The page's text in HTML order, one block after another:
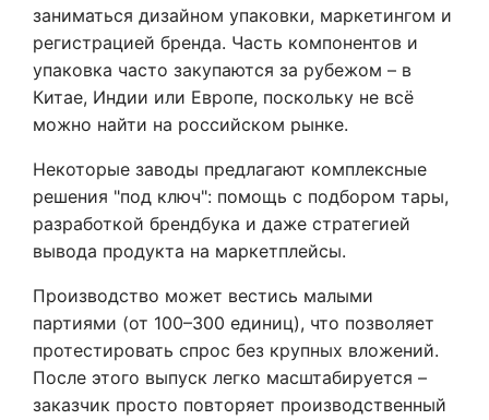
заниматься дизайном упаковки, маркетингом и
регистрацией бренда. Часть компонентов и
упаковка часто закупаются за рубежом – в
Китае, Индии или Европе, поскольку не всё
можно найти на российском рынке.
Некоторые заводы предлагают комплексные
решения "под ключ": помощь с подбором тары,
разработкой брендбука и даже стратегией
вывода продукта на маркетплейсы.
Производство может вестись малыми
партиями (от 100–300 единиц), что позволяет
протестировать спрос без крупных вложений.
После этого выпуск легко масштабируется –
заказчик просто повторяет производственный